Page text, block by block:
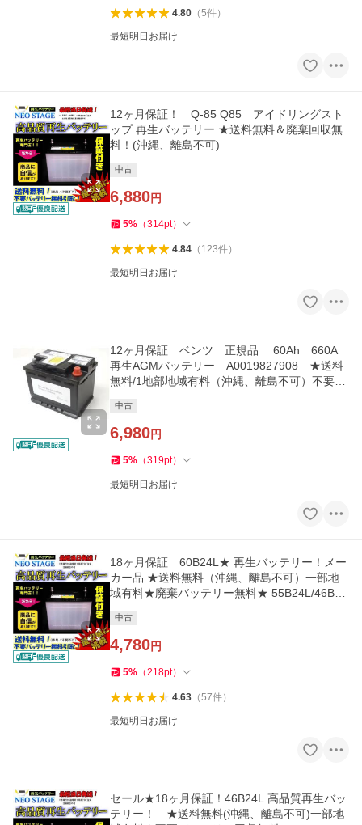
4.80（5件）
最短明日お届け
12ヶ月保証！ Q-85 Q85 アイドリングスト
ップ 再生バッテリー ★送料無料＆廃棄回収無
料！(沖縄、離島不可)
中古
6,880円
5% （314pt）
4.84（ 123件）
最短明日お届け
12ヶ月保証 ベンツ 正規品 60Ah 660A
再生AGMバッテリー A0019827908 ★送料
無料/1地部地域有料（沖縄、離島不可）不要バ
中古
6,980円
5% （319pt）
最短明日お届け
18ヶ月保証 60B24L★ 再生バッテリー！メー
カー品 ★送料無料（沖縄、離島不可）一部地
域有料★廃棄バッテリー無料★ 55B24L/46B24
中古
4,780円
5% （218pt）
4.63（57件）
最短明日お届け
セール★18ヶ月保証！46B24L 高品質再生バッ
テリー！ ★送料無料(沖縄、離島不可)一部地